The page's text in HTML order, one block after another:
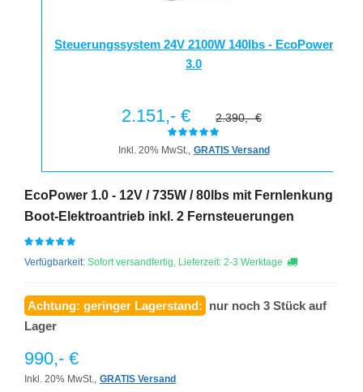
Steuerungssystem 24V 2100W 140lbs - EcoPower
3.0
2.151,- € 2.390,- €
Inkl. 20% MwSt., GRATIS Versand
EcoPower 1.0 - 12V / 735W / 80lbs mit Fernlenkung
Boot-Elektroantrieb inkl. 2 Fernsteuerungen
Verfügbarkeit: Sofort versandfertig, Lieferzeit: 2-3 Werktage
Achtung: geringer Lagerstand: nur noch 3 Stück auf
Lager
990,- €
Inkl. 20% MwSt., GRATIS Versand